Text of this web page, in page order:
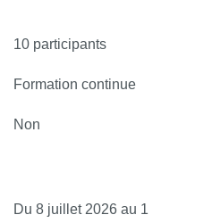
10 participants
Formation continue
Non
Du 8 juillet 2026 au 1